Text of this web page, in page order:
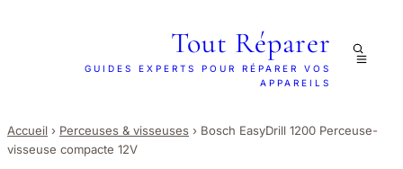
Tout Réparer
GUIDES EXPERTS POUR RÉPARER VOS
APPAREILS
Accueil › Perceuses & visseuses › Bosch EasyDrill 1200 Perceuse-
visseuse compacte 12V